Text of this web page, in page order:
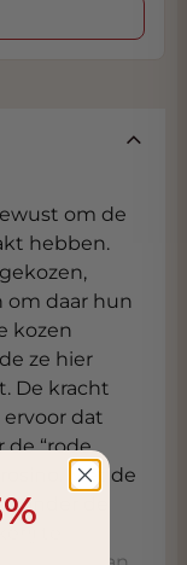
om de
hebben.
om daar hun
kozen
ze hier
De kracht
ervoor dat
de “rode
Met de
de
te